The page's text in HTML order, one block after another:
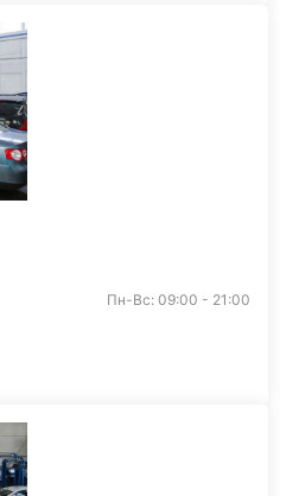
Пн-Вс: 09:00 - 21:00